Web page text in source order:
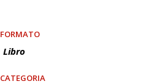
FORMATO
Libro
CATEGORIA